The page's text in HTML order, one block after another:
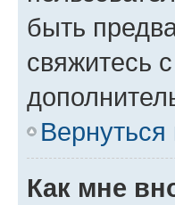
быть
свяжитесь
Вернуться
Как мне